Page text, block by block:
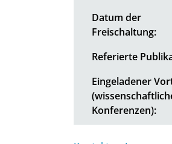
Datum der
Freischaltung:
Referierte
Eingeladener
Konferenzen):